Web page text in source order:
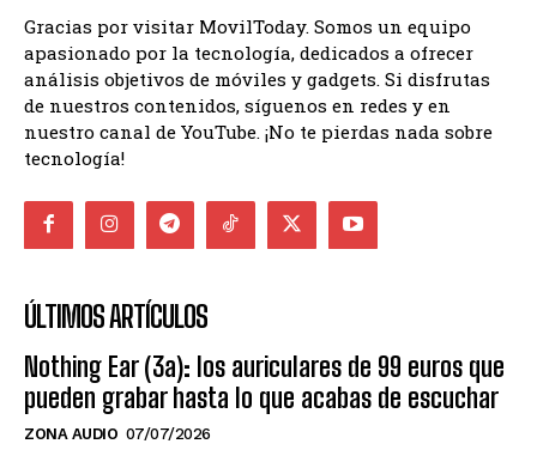
Gracias por visitar MovilToday. Somos un equipo
apasionado por la tecnología, dedicados a ofrecer
análisis objetivos de móviles y gadgets. Si disfrutas
de nuestros contenidos, síguenos en redes y en
nuestro canal de YouTube. ¡No te pierdas nada sobre
tecnología!
ÚLTIMOS ARTÍCULOS
Nothing Ear (3a): los auriculares de 99 euros que
pueden grabar hasta lo que acabas de escuchar
ZONA AUDIO 07/07/2026